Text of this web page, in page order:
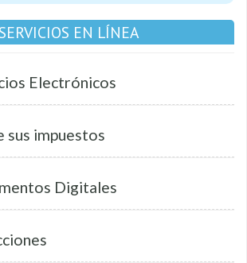
SERVICIOS EN LÍNEA
Electrónicos
sus impuestos
Digitales